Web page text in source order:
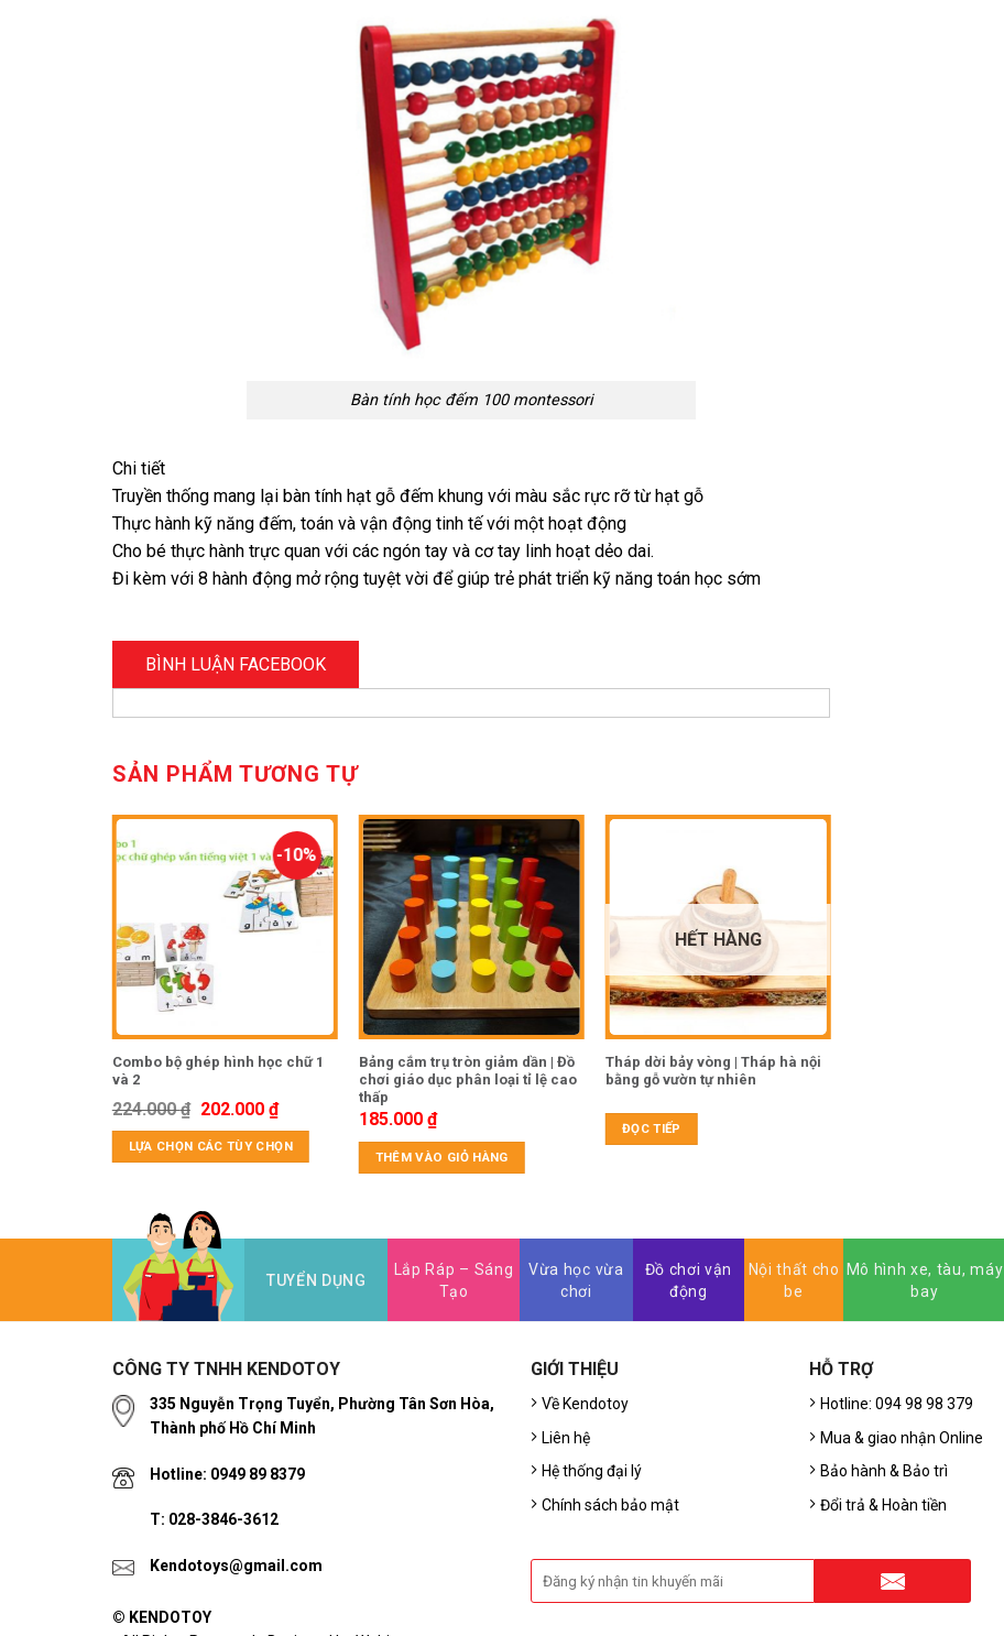
Bàn tính học đếm 100 montessori
Chi tiết
Truyền thống mang lại bàn tính hạt gỗ đếm khung với màu sắc rực rỡ từ hạt gỗ
Thực hành kỹ năng đếm, toán và vận động tinh tế với một hoạt động
Cho bé thực hành trực quan với các ngón tay và cơ tay linh hoạt dẻo dai.
Đi kèm với 8 hành động mở rộng tuyệt vời để giúp trẻ phát triển kỹ năng toán học sớm
BÌNH LUẬN FACEBOOK
SẢN PHẨM TƯƠNG TỰ
-10%
Combo bộ ghép hình học chữ 1
và 2
224.000₫ 202.000 ₫
LỰA CHỌN CÁC TÙY CHỌN
Bảng cắm trụ tròn giảm dần | Đồ
chơi giáo dục phân loại tỉ lệ cao
thấp
185.000 ₫
THÊM VÀO GIỎ HÀNG
HẾT HÀNG
Tháp dời bảy vòng | Tháp hà nội
bằng gỗ vườn tự nhiên
ĐỌC TIẾP
TUYỂN DỤNG
Lắp Ráp – Sáng
Tạo
Vừa học vừa
chơi
Đồ chơi vận
động
Nội thất cho
be
Mô hình xe, tàu, máy
bay
CÔNG TY TNHH KENDOTOY
335 Nguyễn Trọng Tuyển, Phường Tân Sơn Hòa,
Thành phố Hồ Chí Minh
Hotline: 0949 89 8379
T: 028-3846-3612
Kendotoys@gmail.com
© KENDOTOY
GIỚI THIỆU
Về Kendotoy
Liên hệ
Hệ thống đại lý
Chính sách bảo mật
HỖ TRỢ
Hotline: 094 98 98 379
Mua & giao nhận Online
Bảo hành & Bảo trì
Đổi trả & Hoàn tiền